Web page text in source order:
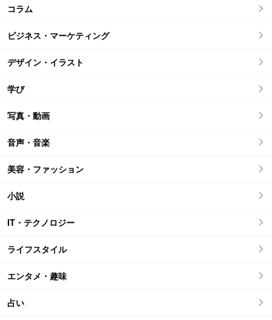
コラム
ビジネス・マーケティング
デザイン・イラスト
学び
写真・動画
音声・音楽
美容・ファッション
小説
IT・テクノロジー
ライフスタイル
エンタメ・趣味
占い